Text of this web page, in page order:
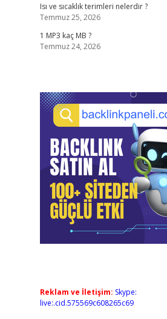
Isı ve sıcaklık terimleri nelerdir ?
Temmuz 25, 2026
1 MP3 kaç MB ?
Temmuz 24, 2026
Reklam ve İletişim: Skype:
live:.cid.575569c608265c69